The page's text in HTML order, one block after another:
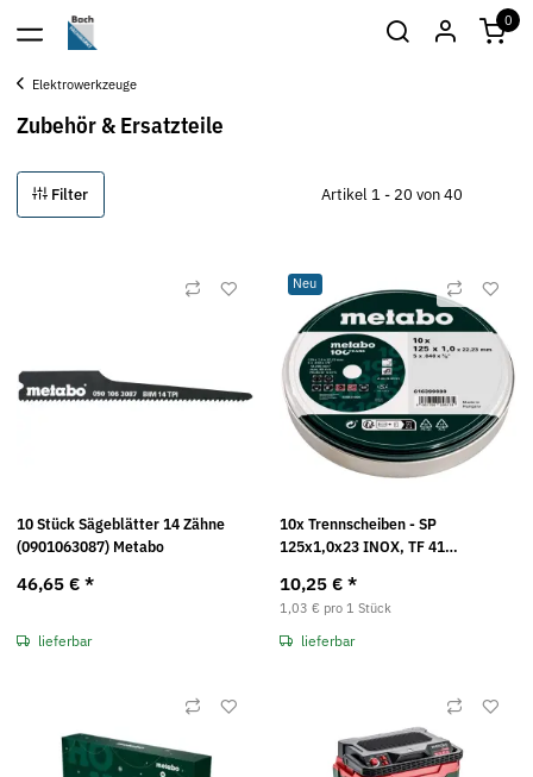
0
Elektrowerkzeuge
Zubehör & Ersatzteile
Filter Artikel 1 - 20 von 40
10 Stück Sägeblätter 14 Zähne
(0901063087) Metabo
46,65 € *
lieferbar
Neu
10x Trennscheiben - SP
125x1,0x23 INOX, TF 41
10,25 € *
1,03 € pro 1 Stück
lieferbar